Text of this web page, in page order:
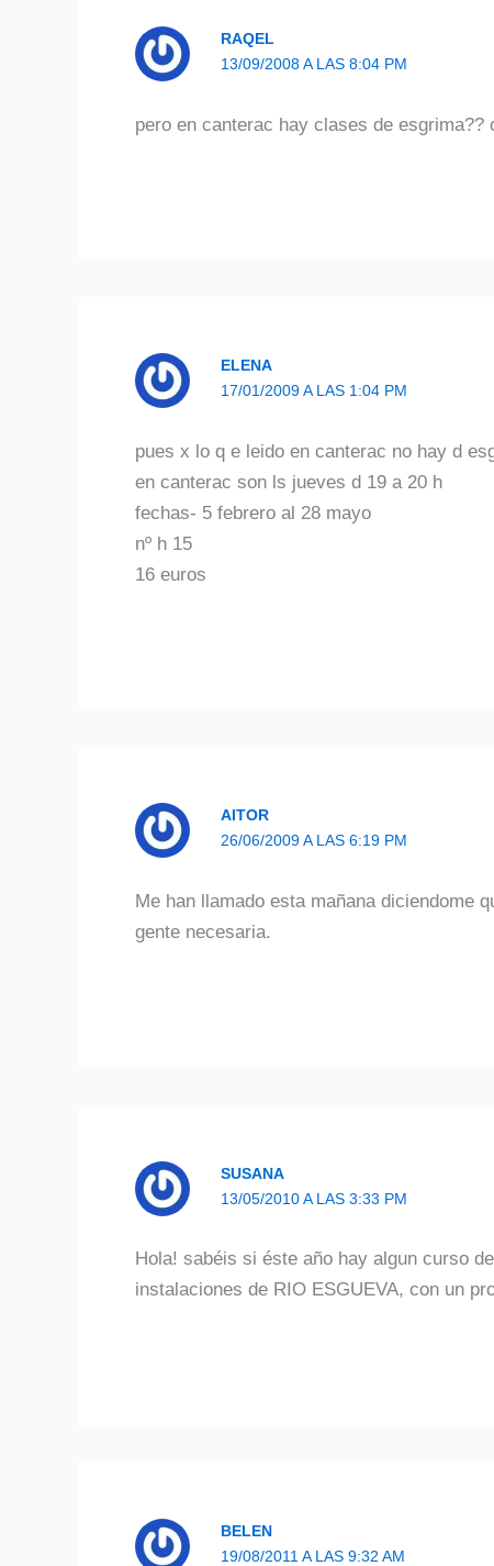
RAQEL
13/09/2008 A LAS 8:04 PM
pero en canterac hay clases de
ELENA
17/01/2009 A LAS 1:04 PM
pues x lo q e leido en canterac no hay d
en canterac son ls jueves d 19 a 20 h
fechas- 5 febrero al 28 mayo
nº h 15
16 euros
AITOR
26/06/2009 A LAS 6:19 PM
Me han llamado esta mañana diciendome
gente necesaria.
SUSANA
13/05/2010 A LAS 3:33 PM
Hola! sabéis si éste año hay algun curso
instalaciones de RIO ESGUEVA, con un
BELEN
19/08/2011 A LAS 9:32 AM